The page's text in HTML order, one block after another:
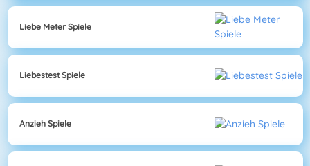
Liebe Meter Spiele
Liebestest Spiele
Anzieh Spiele